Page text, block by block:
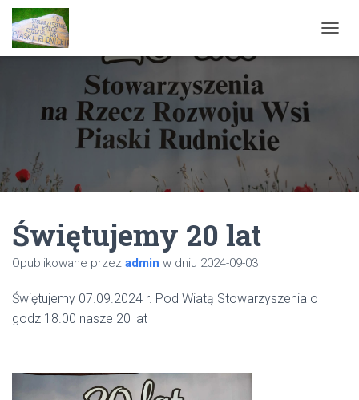
R
N
A
W
Świętujemy 20 lat
Opublikowane przez admin w dniu 2024-09-03
Świętujemy 07.09.2024 r. Pod Wiatą Stowarzyszenia o
godz 18.00 nasze 20 lat